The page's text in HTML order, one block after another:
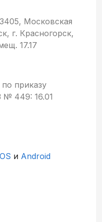
Московская
г. Красногорск,
17.17
приказу
№ 449: 16.01
и Android